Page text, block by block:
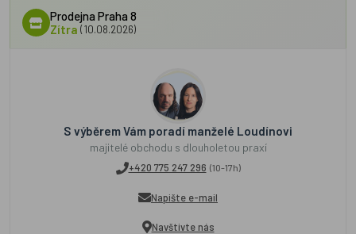
Prodejna Praha 8
Zítra (10.08.2026)
S výběrem Vám poradí manželé Loudínovi
majitelé obchodu s dlouholetou praxí
+420 775 247 296 (10-17h)
Napište e-mail
Navštivte nás